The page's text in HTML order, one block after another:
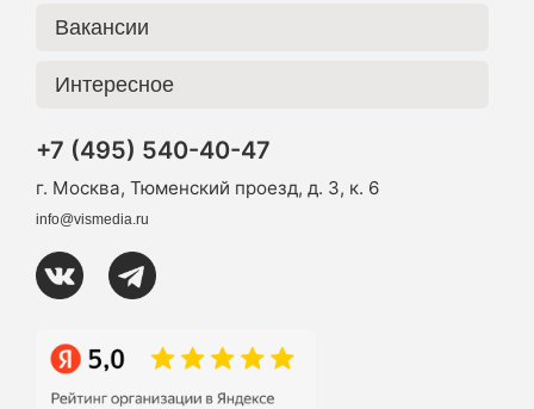
Вакансии
Интересное
+7 (495) 540-40-47
г. Москва, Тюменский проезд, д. 3, к. 6
info@vismedia.ru